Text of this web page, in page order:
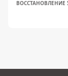
ВОССТАНОВЛЕНИЕ